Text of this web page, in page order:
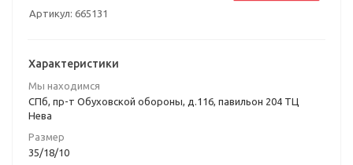
Артикул: 665131
Характеристики
Мы находимся
СПб, пр-т Обуховской обороны, д.116, павильон 204 ТЦ
Нева
Размер
35/18/10